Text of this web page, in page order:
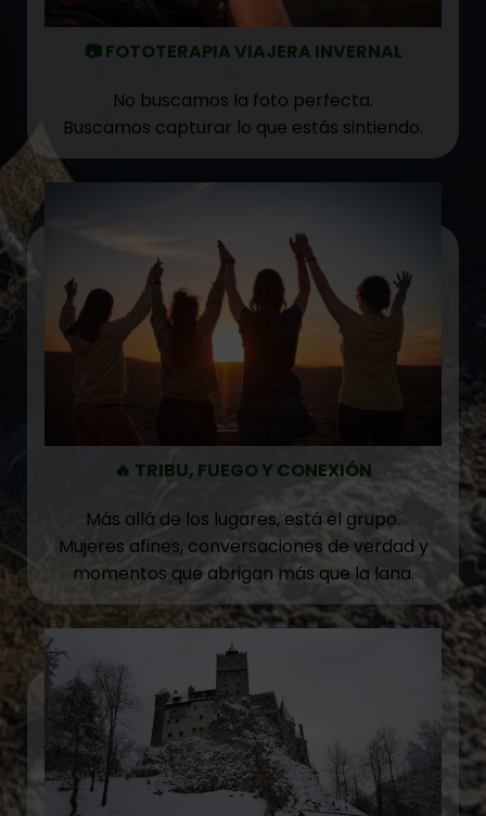
📷 FOTOTERAPIA VIAJERA INVERNAL
No buscamos la foto perfecta.
Buscamos capturar lo que estás sintiendo.
🔥 TRIBU, FUEGO Y CONEXIÓN
Más allá de los lugares, está el grupo.
Mujeres afines, conversaciones de verdad y
momentos que abrigan más que la lana.